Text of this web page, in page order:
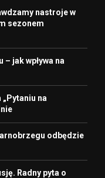
nastroje w
sezonem
jak wpływa na
na
odbędzie
Radny pyta o